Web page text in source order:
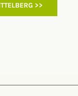
>>